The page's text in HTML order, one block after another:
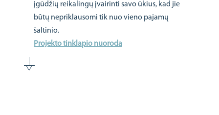
įgūdžių reikalingų įvairinti savo ūkius, kad jie
būtų nepriklausomi tik nuo vieno pajamų
šaltinio.
Projekto tinklapio nuoroda